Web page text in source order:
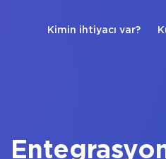
Kimin ihtiyacı var?